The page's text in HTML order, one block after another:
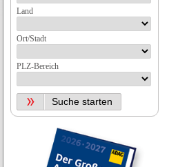
Land
Ort/Stadt
PLZ-Bereich